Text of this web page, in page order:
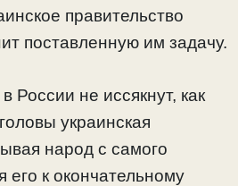
правительство
поставленную им задачу.
России не иссякнут, как
украинская
народ с самого
его к окончательному